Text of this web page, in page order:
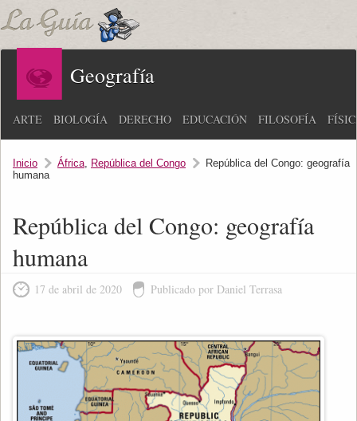
Geografía
ARTE BIOLOGÍA DERECHO EDUCACIÓN FILOSOFÍA
Inicio África, República del Congo
República del Congo: geografía
humana
República del Congo: geografía
humana
17 de abril de 2020 Publicado por Daniel Terrasa